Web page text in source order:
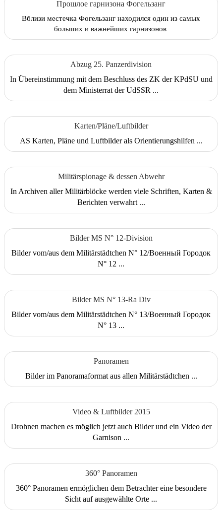
Прошлое гарнизона Фогельзанг
Вблизи местечка Фогельзанг находился один из самых
больших и важнейших гарнизонов
Abzug 25. Panzerdivision
In Übereinstimmung mit dem Beschluss des ZK der KPdSU und
dem Ministerrat der UdSSR ...
Karten/Pläne/Luftbilder
AS Karten, Pläne und Luftbilder als Orientierungshilfen ...
Militärspionage & dessen Abwehr
In Archiven aller Militärblöcke werden viele Schriften, Karten &
Berichten verwahrt ...
Bilder MS N° 12-Division
Bilder vom/aus dem Militärstädtchen N° 12/Военный Городок
N° 12 ...
Bilder MS N° 13-Ra Div
Bilder vom/aus dem Militärstädtchen N° 13/Военный Городок
N° 13 ...
Panoramen
Bilder im Panoramaformat aus allen Militärstädtchen ...
Video & Luftbilder 2015
Drohnen machen es möglich jetzt auch Bilder und ein Video der
Garnison ...
360° Panoramen
360° Panoramen ermöglichen dem Betrachter eine besondere
Sicht auf ausgewählte Orte ...